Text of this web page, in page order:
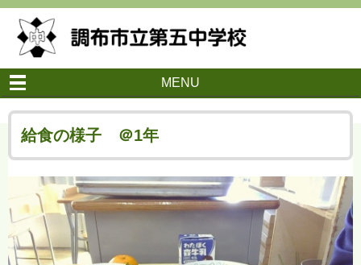
MENU
給食の様子 ＠1年